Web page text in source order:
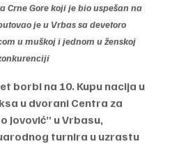
Crne Gore koji je bio uspešan na
je u Vrbas sa devetoro
u muškoj i jednom u ženskoj
borbi na 10. Kupu nacija u
u dvorani Centra za
Jovović” u Vrbasu,
turnira u uzrastu